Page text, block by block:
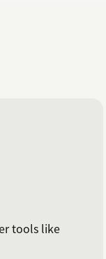
tools like